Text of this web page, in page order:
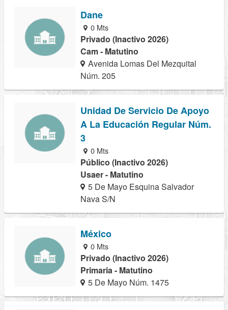
Dane
0 Mts
Privado (Inactivo 2026)
Cam - Matutino
Avenida Lomas Del Mezquital
Núm. 205
Unidad De Servicio De Apoyo
A La Educación Regular Núm.
3
0 Mts
Público (Inactivo 2026)
Usaer - Matutino
5 De Mayo Esquina Salvador
Nava S/N
México
0 Mts
Privado (Inactivo 2026)
Primaria - Matutino
5 De Mayo Núm. 1475